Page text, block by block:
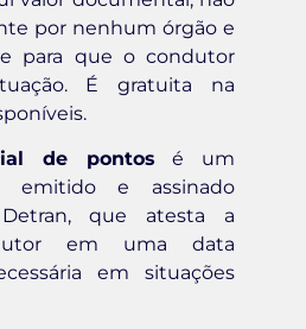
por nenhum órgão e
para que o condutor
É gratuita na
de pontos é um
emitido e assinado
que atesta a
em uma data
em situações